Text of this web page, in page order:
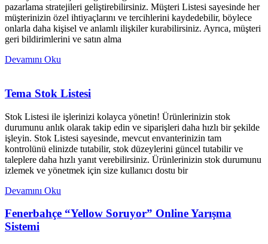
pazarlama stratejileri geliştirebilirsiniz. Müşteri Listesi sayesinde her
müşterinizin özel ihtiyaçlarını ve tercihlerini kaydedebilir, böylece
onlarla daha kişisel ve anlamlı ilişkiler kurabilirsiniz. Ayrıca, müşteri
geri bildirimlerini ve satın alma
Devamını Oku
Tema Stok Listesi
Stok Listesi ile işlerinizi kolayca yönetin! Ürünlerinizin stok
durumunu anlık olarak takip edin ve siparişleri daha hızlı bir şekilde
işleyin. Stok Listesi sayesinde, mevcut envanterinizin tam
kontrolünü elinizde tutabilir, stok düzeylerini güncel tutabilir ve
taleplere daha hızlı yanıt verebilirsiniz. Ürünlerinizin stok durumunu
izlemek ve yönetmek için size kullanıcı dostu bir
Devamını Oku
Fenerbahçe “Yellow Soruyor” Online Yarışma
Sistemi